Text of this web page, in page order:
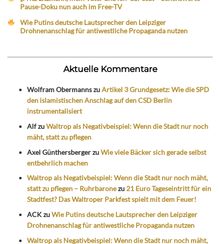
Pause-Doku nun auch im Free-TV
Wie Putins deutsche Lautsprecher den Leipziger
Drohnenanschlag für antiwestliche Propaganda nutzen
Aktuelle Kommentare
Wolfram ObermannszuArtikel 3 Grundgesetz: Wie die SPD
den islamistischen Anschlag auf den CSD Berlin
instrumentalisiert
AlfzuWaltrop als Negativbeispiel: Wenn die Stadt nur noch
mäht, statt zu pflegen
Axel GünthersbergerzuWie viele Bäcker sich gerade selbst
entbehrlich machen
Waltrop als Negativbeispiel: Wenn die Stadt nur noch mäht,
statt zu pflegen – Ruhrbaronezu 21 Euro Tageseintritt für ein
Stadtfest? Das Waltroper Parkfest spielt mit dem Feuer!
ACKzuWie Putins deutsche Lautsprecher den Leipziger
Drohnenanschlag für antiwestliche Propaganda nutzen
Waltrop als Negativbeispiel: Wenn die Stadt nur noch mäht,